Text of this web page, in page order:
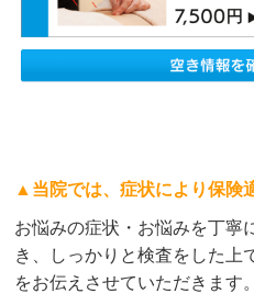
▲当院では、症状により保険
お悩みの症状・お悩みを丁寧
き、しっかりと検査をした上
をお伝えさせていただきます。